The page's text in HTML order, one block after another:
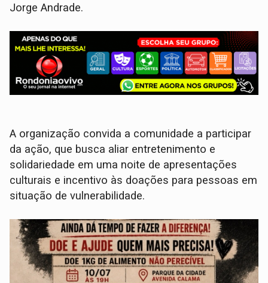
Jorge Andrade.
A organização convida a comunidade a participar
da ação, que busca aliar entretenimento e
solidariedade em uma noite de apresentações
culturais e incentivo às doações para pessoas em
situação de vulnerabilidade.